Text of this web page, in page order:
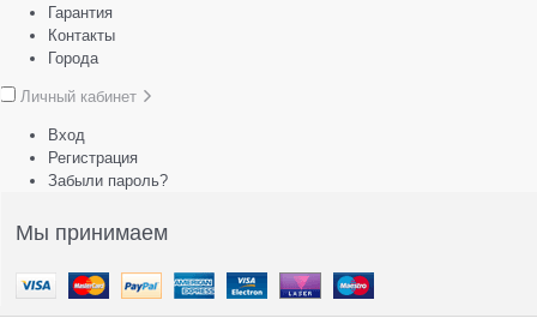
Гарантия
Контакты
Города
Личный кабинет
Вход
Регистрация
Забыли пароль?
Мы принимаем